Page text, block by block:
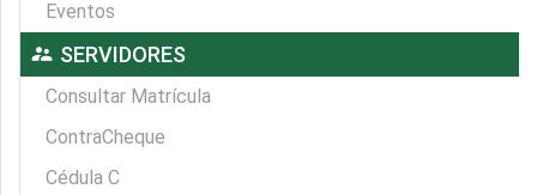
Eventos
supervisor_account SERVIDORES
Consultar Matrícula
ContraCheque
Cédula C